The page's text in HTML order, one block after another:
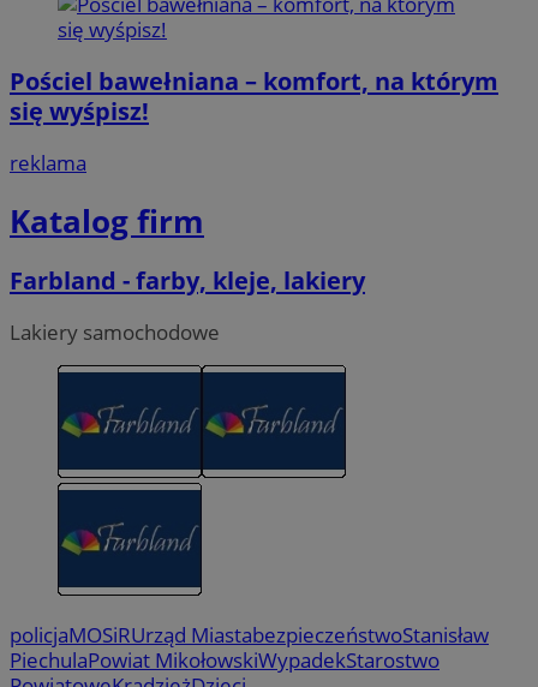
Pościel bawełniana – komfort, na którym
się wyśpisz!
reklama
Katalog firm
Farbland - farby, kleje, lakiery
Lakiery samochodowe
policjaMOSiRUrząd MiastabezpieczeństwoStanisław
PiechulaPowiat MikołowskiWypadekStarostwo